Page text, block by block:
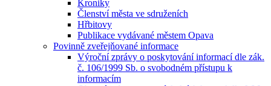
Kroniky
Členství města ve sdruženích
Hřbitovy
Publikace vydávané městem Opava
Povinně zveřejňované informace
Výroční zprávy o poskytování informací dle zák.
č. 106/1999 Sb. o svobodném přístupu k
informacím